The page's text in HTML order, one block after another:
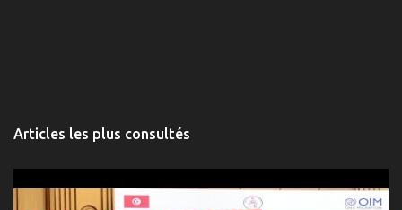
Articles les plus consultés